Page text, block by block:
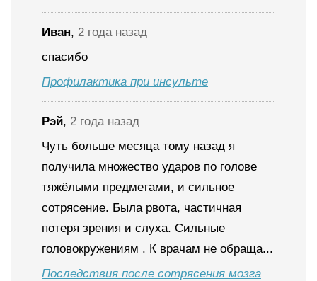
Иван, 2 года назад
спасибо
Профилактика при инсульте
Рэй, 2 года назад
Чуть больше месяца тому назад я
получила множество ударов по голове
тяжёлыми предметами, и сильное
сотрясение. Была рвота, частичная
потеря зрения и слуха. Сильные
головокружениям . К врачам не обраща...
Последствия после сотрясения мозга